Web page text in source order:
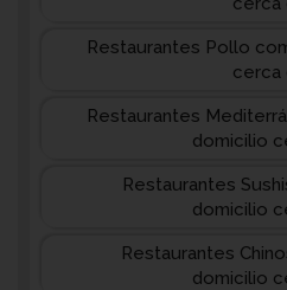
Restaurantes Pollo
cerca
Restaurantes
domicilio
Restaurantes
domicilio
Restaurantes
domicilio